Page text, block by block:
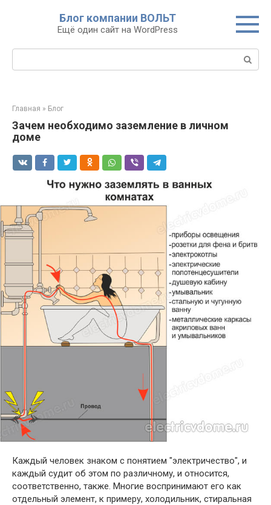
Блог компании ВОЛЬТ
Ещё один сайт на WordPress
Поиск:
Главная » Блог
Зачем необходимо заземление в личном
доме
Каждый человек знаком с понятием "электричество", и
каждый судит об этом по различному, и относится,
соответственно, также. Многие воспринимают его как
отдельный элемент, к примеру, холодильник, стиральная